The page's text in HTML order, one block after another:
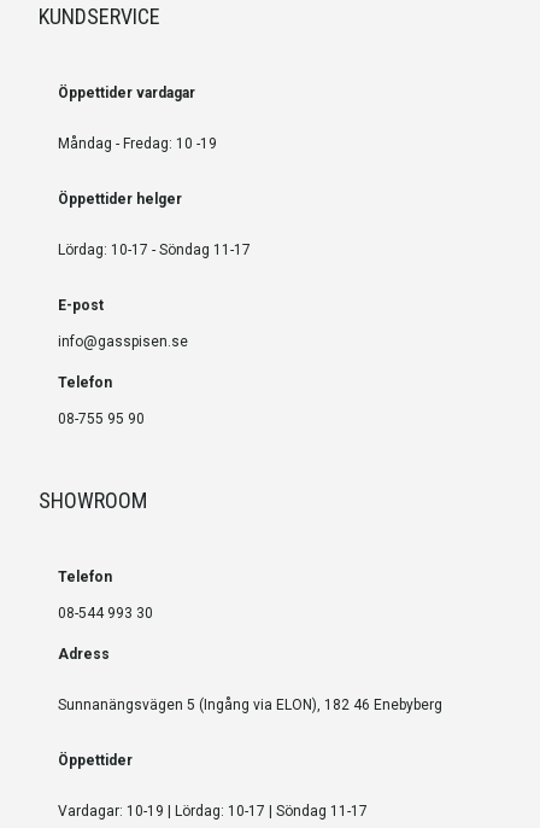
KUNDSERVICE
Öppettider vardagar
Måndag - Fredag: 10 -19
Öppettider helger
Lördag: 10-17 - Söndag 11-17
E-post
info@gasspisen.se
Telefon
08-755 95 90
SHOWROOM
Telefon
08-544 993 30
Adress
Sunnanängsvägen 5 (Ingång via ELON), 182 46 Enebyberg
Öppettider
Vardagar: 10-19 | Lördag: 10-17 | Söndag 11-17